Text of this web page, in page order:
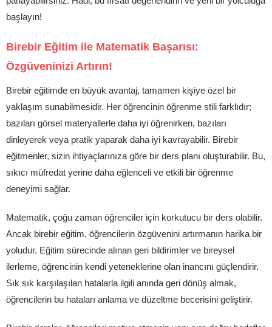
başlayın!
Birebir Eğitim ile Matematik Başarısı:
Özgüveninizi Artırın!
Birebir eğitimde en büyük avantaj, tamamen kişiye özel bir
yaklaşım sunabilmesidir. Her öğrencinin öğrenme stili farklıdır;
bazıları görsel materyallerle daha iyi öğrenirken, bazıları
dinleyerek veya pratik yaparak daha iyi kavrayabilir. Birebir
eğitmenler, sizin ihtiyaçlarınıza göre bir ders planı oluşturabilir. Bu,
sıkıcı müfredat yerine daha eğlenceli ve etkili bir öğrenme
deneyimi sağlar.
Matematik, çoğu zaman öğrenciler için korkutucu bir ders olabilir.
Ancak birebir eğitim, öğrencilerin özgüvenini artırmanın harika bir
yoludur. Eğitim sürecinde alınan geri bildirimler ve bireysel
ilerleme, öğrencinin kendi yeteneklerine olan inancını güçlendirir.
Sık sık karşılaşılan hatalarla ilgili anında geri dönüş almak,
öğrencilerin bu hataları anlama ve düzeltme becerisini geliştirir.